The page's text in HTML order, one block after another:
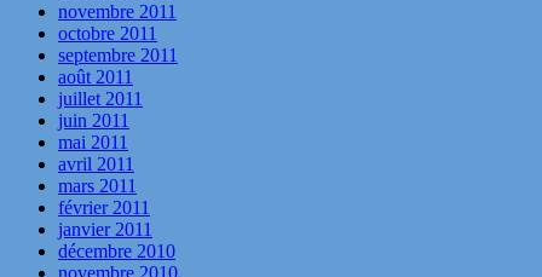
novembre 2011
octobre 2011
septembre 2011
août 2011
juillet 2011
juin 2011
mai 2011
avril 2011
mars 2011
février 2011
janvier 2011
décembre 2010
novembre 2010